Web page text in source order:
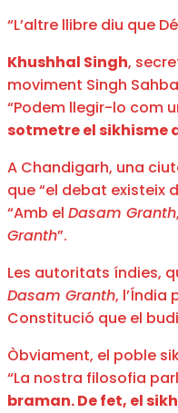
“L’altre llibre diu que
Khushhal Singh,
moviment Singh
“Podem llegir-lo com
sotmetre el sikhisme
A Chandigarh, una
que “el debat existeix
“Amb el Dasam Granth
Granth”.
Les autoritats índies,
Dasam Granth, l’Índia
Constitució que el
Òbviament, el poble
“La nostra filosofia
braman. De fet, el